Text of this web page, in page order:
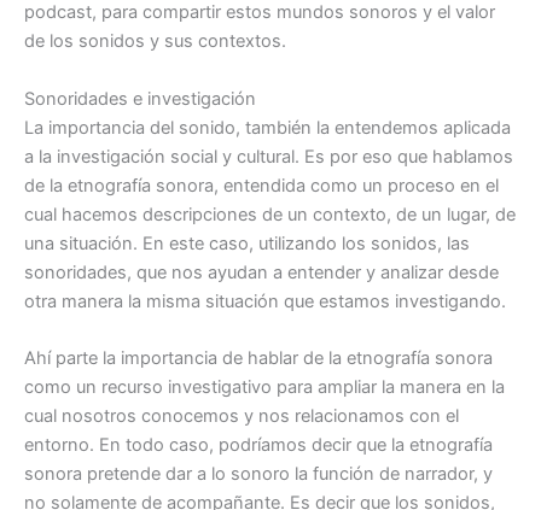
podcast, para compartir estos mundos sonoros y el valor
de los sonidos y sus contextos.
Sonoridades e investigación
La importancia del sonido, también la entendemos aplicada
a la investigación social y cultural. Es por eso que hablamos
de la etnografía sonora, entendida como un proceso en el
cual hacemos descripciones de un contexto, de un lugar, de
una situación. En este caso, utilizando los sonidos, las
sonoridades, que nos ayudan a entender y analizar desde
otra manera la misma situación que estamos investigando.
Ahí parte la importancia de hablar de la etnografía sonora
como un recurso investigativo para ampliar la manera en la
cual nosotros conocemos y nos relacionamos con el
entorno. En todo caso, podríamos decir que la etnografía
sonora pretende dar a lo sonoro la función de narrador, y
no solamente de acompañante. Es decir que los sonidos,